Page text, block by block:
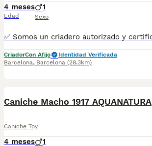
4 meses
Edad
1
Sexo
CriadorCon Afijo
Identidad Verificada
Barcelona, Barcelona (28.3km)
Caniche Macho 1917 AQUANATURA
Caniche Toy
4 meses 1